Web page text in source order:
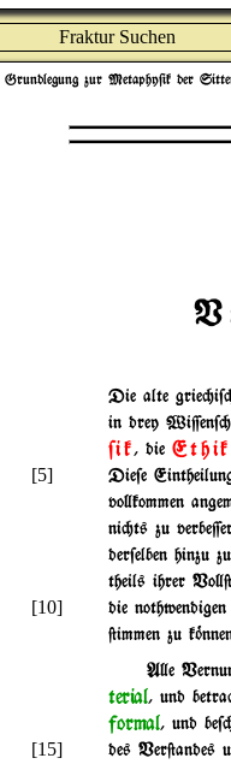
Fraktur Suchen
Grundlegung zur Metaphy$ik der
Die alte
in drey
$ik, die Ethik
[5]
Die$e
vo}kommen
ni"ts zu
der$elben
theils ihrer
[10]
die
@immen zu
A}e
terial, und
formal, und
[15]
des Ver@andes